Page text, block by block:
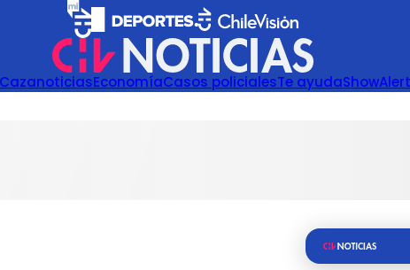
CazanoticiasEconomíaCasos policialesTe ayudaShow